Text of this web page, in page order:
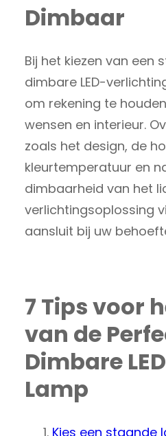
Dimbaar
Bij het kiezen van een
dimbare LED-
om rekening te
wensen en interieur.
zoals het design, de
kleurtemperatuur en
dimbaarheid van het
verlichtingsoplossing
aansluit bij uw
7 Tips voor
van de
Dimbare
Lamp
Kies een staande